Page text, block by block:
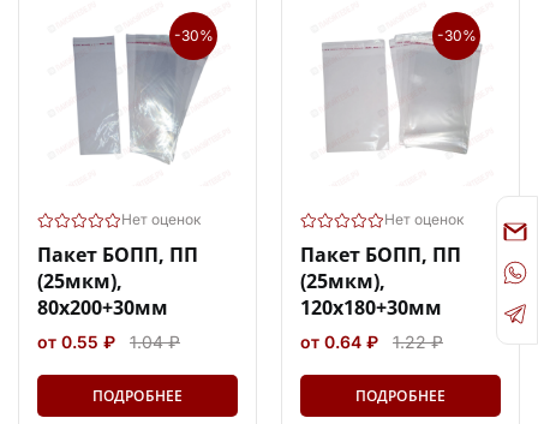
-30%
Нет оценок
Пакет БОПП, ПП
(25мкм),
80х200+30мм
от 0.55 ₽ 1.04 ₽
ПОДРОБНЕЕ
-30%
Нет оценок
Пакет БОПП, ПП
(25мкм),
120х180+30мм
от 0.64 ₽ 1.22 ₽
ПОДРОБНЕЕ